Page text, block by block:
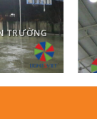
TRƯỜNG